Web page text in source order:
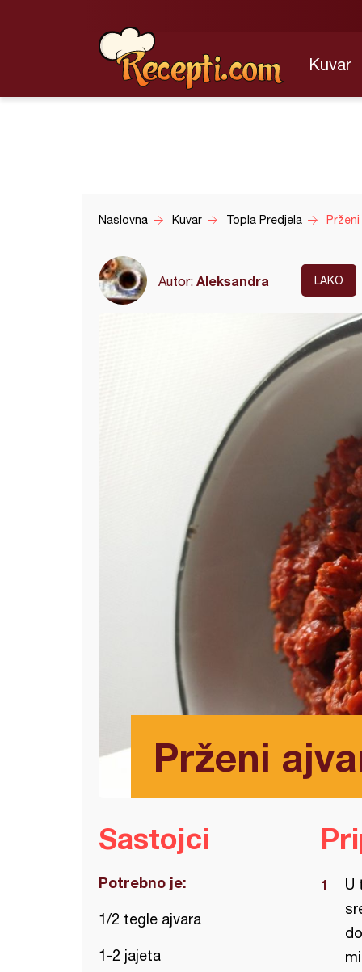
Kuvar
Naslovna Kuvar Topla Predjela
Autor: Aleksandra LAKO
Prženi
Sastojci
Potrebno je:
1/2 tegle ajvara
1-2 jajeta
U